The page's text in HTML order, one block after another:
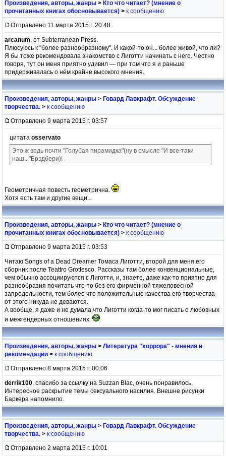
Произведения, авторы, жанры > Кто что читает? (мнение о
прочитанных книгах обосновывается) > к сообщению
Отправлено 11 марта 2015 г. 20:48
arcanum, от Subterranean Press.
Плюсуюсь к "более разнообразному". И какой-то он... более живой, что ли?
Я бы тоже рекомендовала знакомство с Лиготти начинать с него. Честно
говоря, тут он меня приятно удивил — при том что я и раньше
придерживалась о нём крайне высокого мнения.
Произведения, авторы, жанры > Говард Лавкрафт. Обсуждение
творчества. > к сообщению
Отправлено 9 марта 2015 г. 03:57
цитата osservato
Это ж ведь почти "Голубая пирамидка"(ну в смысле "И все-таки
наш..."Брэдбери)!
Геометричная повесть геометрична.
Хотя есть там и другие вещи...
Произведения, авторы, жанры > Кто что читает? (мнение о
прочитанных книгах обосновывается) > к сообщению
Отправлено 9 марта 2015 г. 03:53
Читаю Songs of a Dead Dreamer Томаса Лиготти, второй для меня его
сборник после Teattro Grottesco. Рассказы там более конвенциональные,
чем обычно ассоциируются с Лиготти, и, знаете, даже как-то приятно для
разнообразия почитать что-то без его фирменной тяжеловесной
запредельности, тем более что положительные качества его творчества
от этого никуда не деваются.
А вообще, я даже и не думала,что Лиготти когда-то мог писать о любовных
и межгендерных отношениях.
Произведения, авторы, жанры > Литература "хоррора" - мнения и
рекомендации > к сообщению
Отправлено 8 марта 2015 г. 00:06
derrik100, спасибо за ссылку на Suzzan Blac, очень понравилось.
Интересное раскрытие темы сексуального насилия. Внешне рисунки
Баркера напомнило.
Произведения, авторы, жанры > Говард Лавкрафт. Обсуждение
творчества. > к сообщению
Отправлено 2 марта 2015 г. 10:01